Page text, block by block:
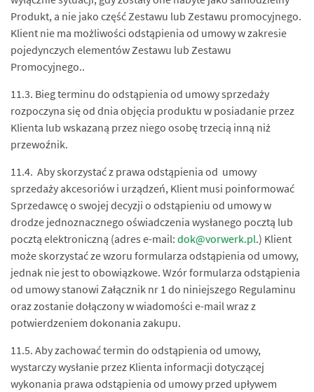
Produkt, a nie jako część Zestawu lub Zestawu promocyjnego.
Klient nie ma możliwości odstąpienia od umowy w zakresie
pojedynczych elementów Zestawu lub Zestawu
Promocyjnego..
11.3. Bieg terminu do odstąpienia od umowy sprzedaży
rozpoczyna się od dnia objęcia produktu w posiadanie przez
Klienta lub wskazaną przez niego osobę trzecią inną niż
przewoźnik.
11.4. Aby skorzystać z prawa odstąpienia od umowy
sprzedaży akcesoriów i urządzeń, Klient musi poinformować
Sprzedawcę o swojej decyzji o odstąpieniu od umowy w
drodze jednoznacznego oświadczenia wysłanego pocztą lub
pocztą elek­troniczną (adres e-mail: dok@vorwerk.pl.) Klient
może skorzystać ze wzoru formularza odstąpienia od umowy,
jednak nie jest to obowiązkowe. Wzór formularza odstąpienia
od umowy stanowi Załącznik nr 1 do niniejszego Regulaminu
oraz zostanie dołączony w wiadomości e-mail wraz z
potwierdzeniem dokonania zakupu.
11.5. Aby zachować termin do odstąpienia od umowy,
wystarczy wysłanie przez Klienta informacji dotyczącej
wykonania prawa odstąpienia od umowy przed upływem